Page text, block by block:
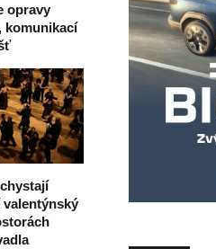
opravy
komunikací